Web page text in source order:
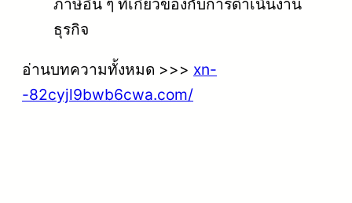
ภาษีอื่น ๆ ที่เกี่ยวข้องกับการดำเนินงาน
ธุรกิจ
อ่านบทความทั้งหมด >>> xn-
-82cyjl9bwb6cwa.com/